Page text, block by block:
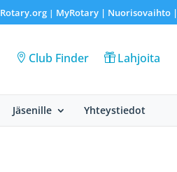
Rotary.org| MyRotary | Nuorisovaihto|
Club Finder Lahjoita
Jäsenille Yhteystiedot